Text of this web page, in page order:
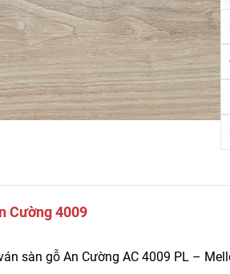
Cường 4009
sàn gỗ An Cường AC 4009 PL –